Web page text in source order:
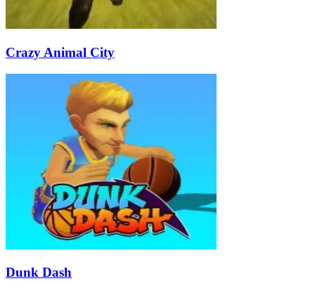
Crazy Animal City
Dunk Dash